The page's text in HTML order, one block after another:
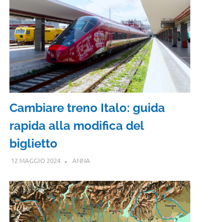
Cambiare treno Italo: guida
rapida alla modifica del
biglietto
12 MAGGIO 2024 ANNA